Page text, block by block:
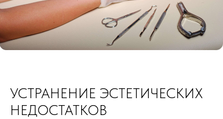
УСТРАНЕНИЕ ЭСТЕТИЧЕСКИХ
НЕДОСТАТКОВ